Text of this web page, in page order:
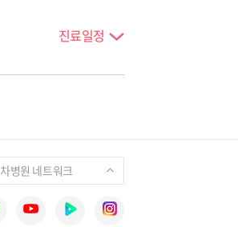
진료일정
차병원 네트워크